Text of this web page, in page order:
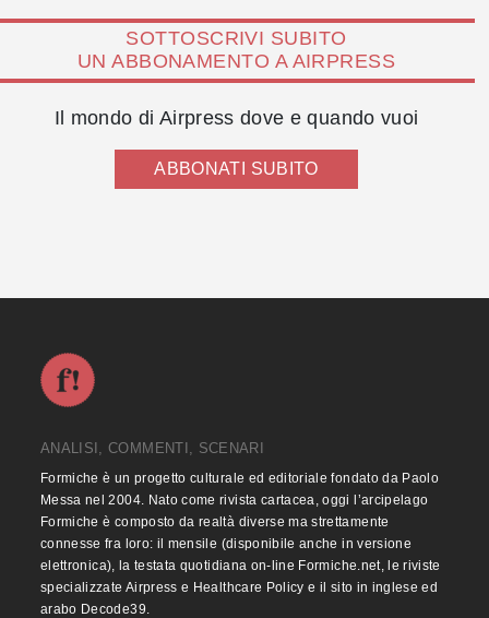
SOTTOSCRIVI SUBITO
UN ABBONAMENTO A AIRPRESS
Il mondo di Airpress dove e quando vuoi
ABBONATI SUBITO
ANALISI, COMMENTI, SCENARI
Formiche è un progetto culturale ed editoriale fondato da Paolo
Messa nel 2004. Nato come rivista cartacea, oggi l’arcipelago
Formiche è composto da realtà diverse ma strettamente
connesse fra loro: il mensile (disponibile anche in versione
elettronica), la testata quotidiana on-line Formiche.net, le riviste
specializzate Airpress e Healthcare Policy e il sito in inglese ed
arabo Decode39.